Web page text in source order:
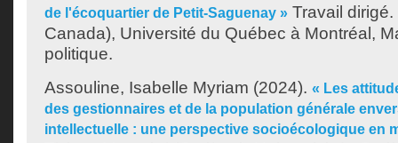
de l'écoquartier de Petit-Saguenay » Travail
Canada), Université du Québec à Montréal,
politique.
Assouline, Isabelle Myriam (2024). « Les
des gestionnaires et de la population générale
intellectuelle : une perspective socioécologique en